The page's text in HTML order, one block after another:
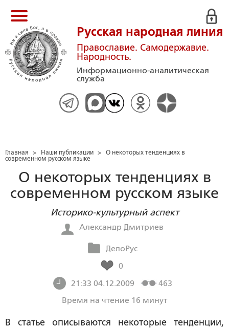
Русская народная линия
Православие. Самодержавие.
Народность.
Информационно-аналитическая
служба
Главная > Наши публикации > О некоторых тенденциях в
современном русском языке
О некоторых тенденциях в
современном русском языке
Историко-культурный аспект
Александр Дмитриев
ДелоРус
0
21:33 04.12.2009
463
Время на чтение 16 минут
В статье описываются некоторые тенденции,